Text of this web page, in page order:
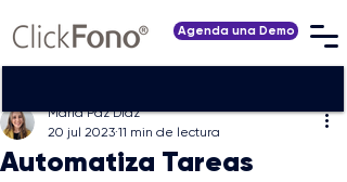
Agenda una Demo
Automatiza Tareas
María Paz Díaz
20 jul 2023 11 min de lectura